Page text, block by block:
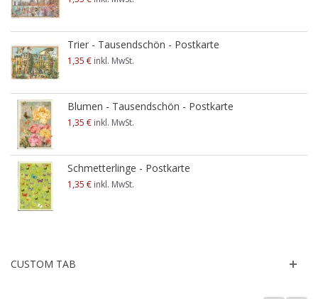
Trier - Tausendschön - Postkarte
1,35 € inkl. MwSt.
Blumen - Tausendschön - Postkarte
1,35 € inkl. MwSt.
Schmetterlinge - Postkarte
1,35 € inkl. MwSt.
CUSTOM TAB